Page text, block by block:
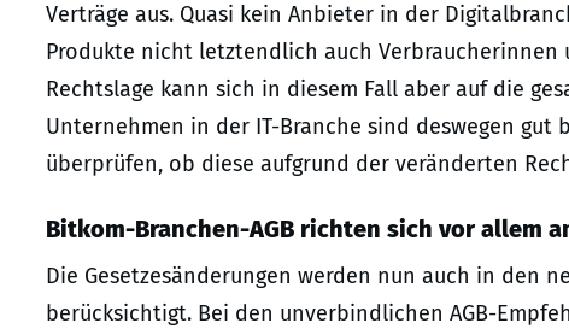
Verträge aus. Quasi kein Anbieter in der
Produkte nicht letztendlich auch Verbraucherinnen
Rechtslage kann sich in diesem Fall aber auf die
Unternehmen in der IT-Branche sind deswegen gut
überprüfen, ob diese aufgrund der veränderten
Bitkom-Branchen-AGB richten sich vor allem
Die Gesetzesänderungen werden nun auch in den
berücksichtigt. Bei den unverbindlichen AGB-